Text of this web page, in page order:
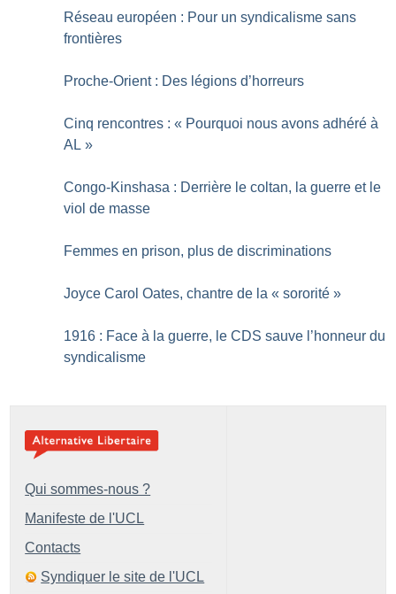
Réseau européen : Pour un syndicalisme sans
frontières
Proche-Orient : Des légions d’horreurs
Cinq rencontres : « Pourquoi nous avons adhéré à
AL »
Congo-Kinshasa : Derrière le coltan, la guerre et le
viol de masse
Femmes en prison, plus de discriminations
Joyce Carol Oates, chantre de la « sororité »
1916 : Face à la guerre, le CDS sauve l’honneur du
syndicalisme
Qui sommes-nous ?
Manifeste de l'UCL
Contacts
Syndiquer le site de l'UCL